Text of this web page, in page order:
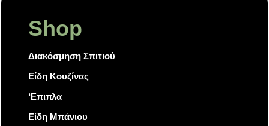
Shop
Διακόσμηση Σπιτιού
Είδη Κουζίνας
‘Επιπλα
Είδη Μπάνιου